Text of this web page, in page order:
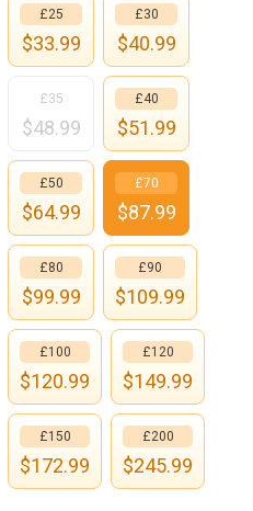
£25
$33.99
£30
$40.99
£35
$48.99
£40
$51.99
£50
$64.99
£70
$87.99
£80
$99.99
£90
$109.99
£100
$120.99
£120
$149.99
£150
$172.99
£200
$245.99